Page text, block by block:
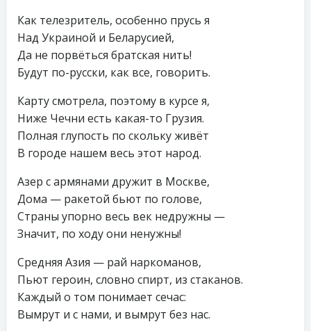
Как телезритель, особенно прусь я
Над Украиной и Беларусией,
Да не порвёться братская нить!
Будут по-русски, как все, говорить.
Карту смотрела, поэтому в курсе я,
Ниже Чечни есть какая-то Грузия.
Полная глупость по скольку живёт
В городе нашем весь этот народ.
Азер с армянами дружит в Москве,
Дома — ракетой бьют по голове,
Страны упорно весь век недружны —
Значит, по ходу они ненужны!
Средняя Азия — рай наркоманов,
Пьют героин, словно спирт, из стаканов.
Каждый о том понимает сечас:
Вымрут и с нами, и вымрут без нас.